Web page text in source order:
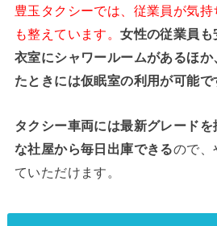
豊玉タクシーでは、従業員が気
も整えています。女性の従業員
衣室にシャワールームがあるほ
たときには仮眠室の利用が可能で
タクシー車両には最新グレード
な社屋から毎日出庫できるので、
ていただけます。